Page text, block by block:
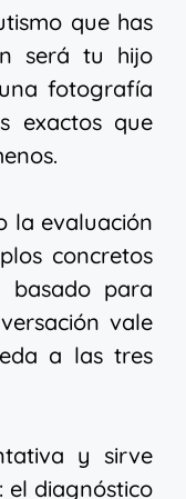
que has
será tu hijo
fotografía
exactos que
la evaluación
concretos
para
vale
a las tres
y sirve
el diagnóstico